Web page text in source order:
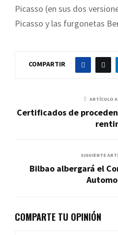
Picasso (en sus dos
Picasso y las furgonetas
COMPARTIR
ARTÍCULO
Certificados de
SIGUIENTE
Bilbao albergará el
COMPARTE TU OPINIÓN